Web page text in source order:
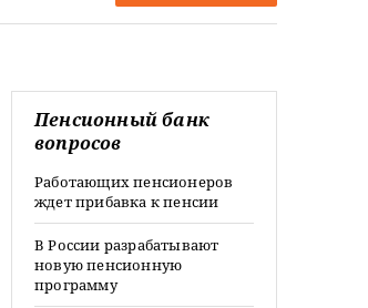
Пенсионный банк
вопросов
Работающих пенсионеров
ждет прибавка к пенсии
В России разрабатывают
новую пенсионную
программу